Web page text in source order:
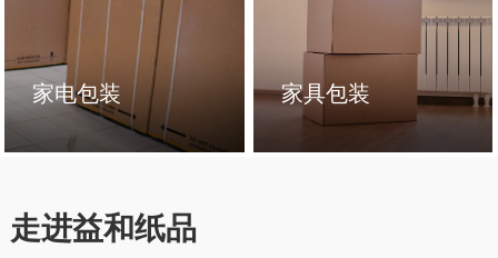
家电包装 家具包装
走进益和纸品